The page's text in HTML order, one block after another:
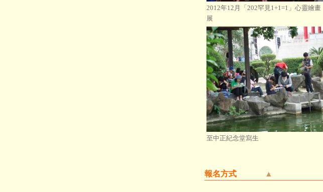
2012年12月「202罕見1+1=1」心靈繪畫
展
至中正紀念堂寫生
報名方式 ▲